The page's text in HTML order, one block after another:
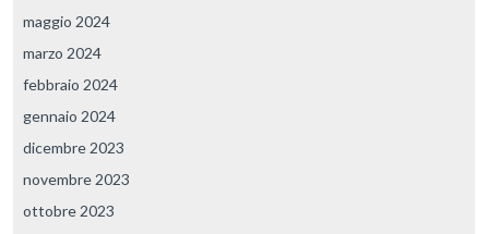
maggio 2024
marzo 2024
febbraio 2024
gennaio 2024
dicembre 2023
novembre 2023
ottobre 2023